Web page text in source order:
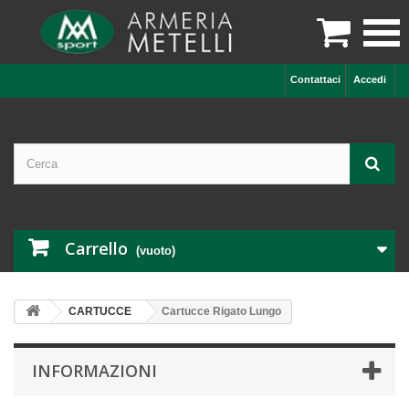

Accedi
Contattaci
Carrello (vuoto)
CARTUCCE Cartucce Rigato Lungo
INFORMAZIONI